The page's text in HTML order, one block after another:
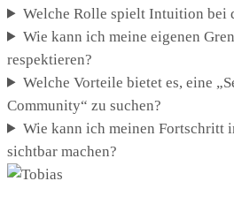
Welche Rolle spielt Intuition bei
Wie kann ich meine eigenen
respektieren?
Welche Vorteile bietet es, eine
Community“ zu suchen?
Wie kann ich meinen Fortschritt
sichtbar machen?